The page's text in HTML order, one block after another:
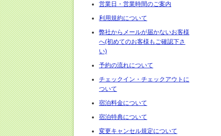
営業日・営業時間のご案内
利用規約について
弊社からメールが届かないお客様
へ(初めてのお客様もご確認下さ
い)
予約の流れについて
チェックイン・チェックアウトに
ついて
宿泊料金について
宿泊特典について
変更キャンセル規定について